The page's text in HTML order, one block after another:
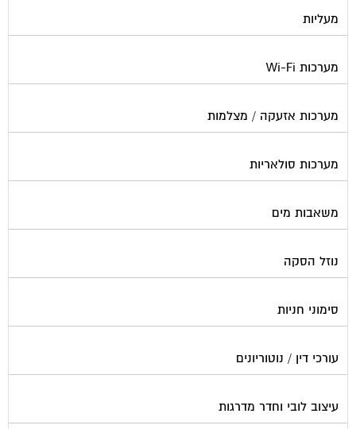
מעליות
מערכות Wi-Fi
מערכות אזעקה / מצלמות
מערכות סולאריות
משאבות מים
נוזל הסקה
סימוני חניות
עורכי דין / נוטוריונים
עיצוב לובי וחדר מדרגות